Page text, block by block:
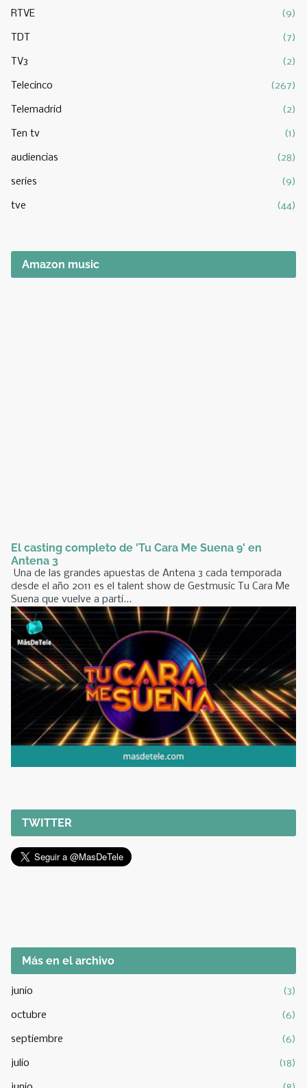
RTVE (9)
TDT (7)
TV3 (2)
Telecinco (267)
Telemadrid (2)
Ten tv (1)
audiencias (28)
series (9)
tve (44)
Amazon music
El casting completo de 'Tu Cara Me Suena 9' en
Antena 3
Una de las grandes apuestas de Antena 3 cada temporada
desde el año 2011 es el talent show de Gestmusic Tu Cara Me
Suena que vuelve a parti...
TWITTER
Más en el archivo
junio (3)
octubre (6)
septiembre (6)
julio (18)